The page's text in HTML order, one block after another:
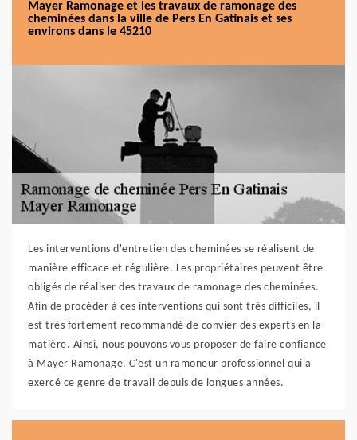
Mayer Ramonage et les travaux de ramonage des
cheminées dans la ville de Pers En Gatinais et ses
environs dans le 45210
Les interventions d'entretien des cheminées se réalisent de
manière efficace et régulière. Les propriétaires peuvent être
obligés de réaliser des travaux de ramonage des cheminées.
Afin de procéder à ces interventions qui sont très difficiles, il
est très fortement recommandé de convier des experts en la
matière. Ainsi, nous pouvons vous proposer de faire confiance
à Mayer Ramonage. C'est un ramoneur professionnel qui a
exercé ce genre de travail depuis de longues années.